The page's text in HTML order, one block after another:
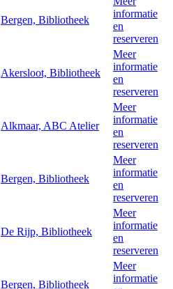
Bergen, Bibliotheek
informatie
en
reserveren
Akersloot, Bibliotheek
Meer
informatie
en
reserveren
Alkmaar, ABC Atelier
Meer
informatie
en
reserveren
Bergen, Bibliotheek
Meer
informatie
en
reserveren
De Rijp, Bibliotheek
Meer
informatie
en
reserveren
Bergen, Bibliotheek
Meer
informatie